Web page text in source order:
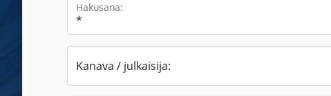
Hakusana:
Kanava / julkaisija: